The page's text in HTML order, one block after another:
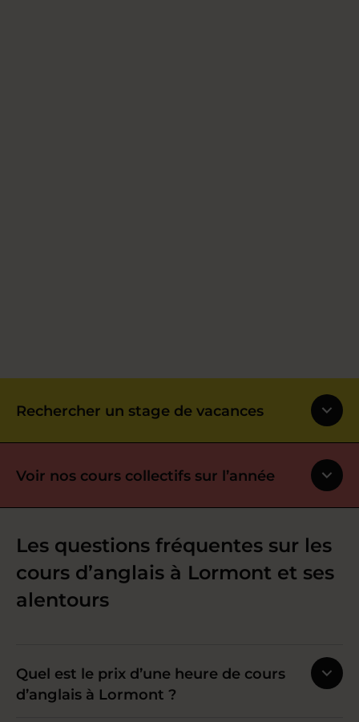
Rechercher un stage de vacances
Voir nos cours collectifs sur l’année
Les questions fréquentes sur les
cours d’anglais à Lormont et ses
alentours
Quel est le prix d’une heure de cours
d’anglais à Lormont ?